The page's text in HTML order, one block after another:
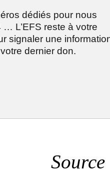
dédiés pour nous
L’EFS reste à votre
signaler une
dernier don.